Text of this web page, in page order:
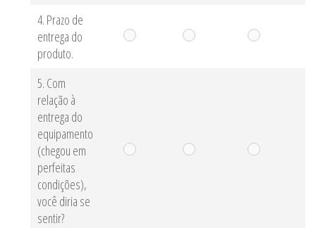
4. Prazo de
entrega do
produto.
5. Com
relação à
entrega do
equipamento
(chegou em
perfeitas
condições),
você diria se
sentir?